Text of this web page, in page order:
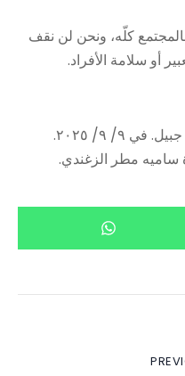
كلّه، ونحن لن نقف
أو سلامة الأفراد.
٩/ ٩/ ٢٠٢٥.
ساميه مطر الزغندي.